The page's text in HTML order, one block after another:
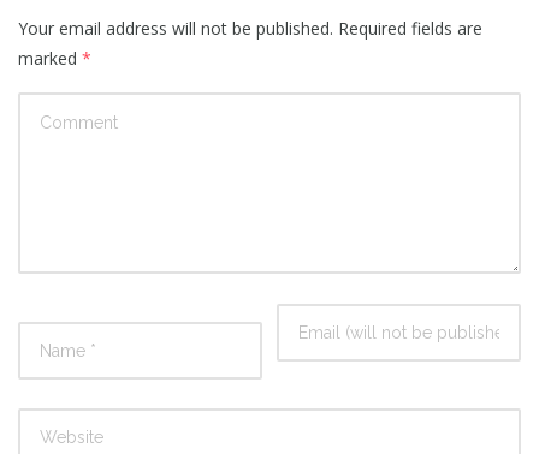
Your email address will not be published. Required fields are
marked *